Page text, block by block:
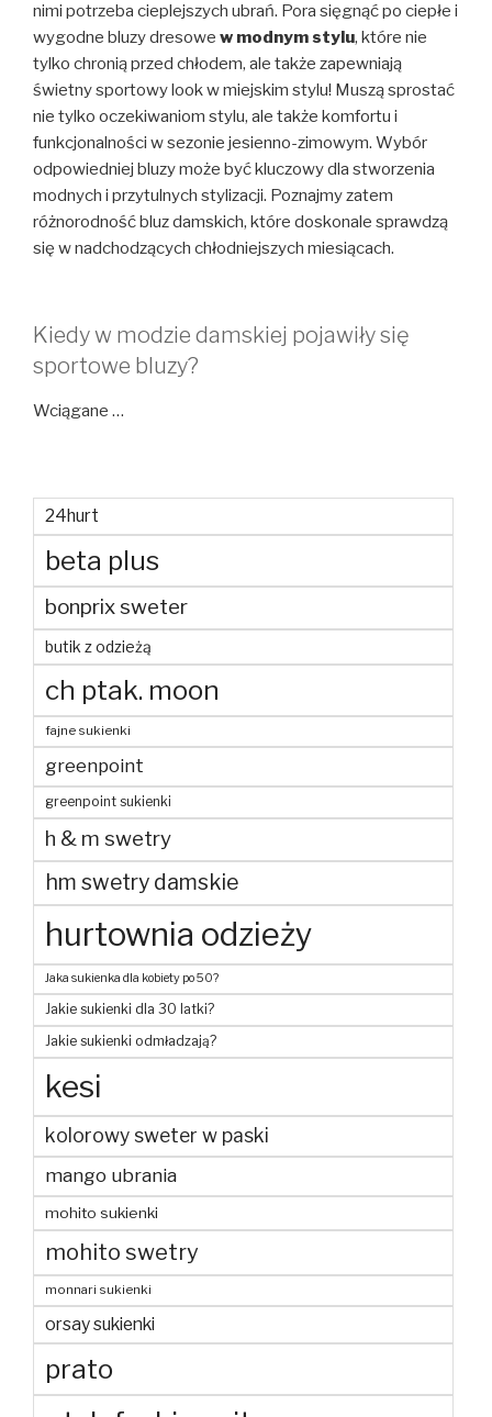
nimi potrzeba cieplejszych ubrań. Pora sięgnąć po ciepłe i
wygodne bluzy dresowe w modnym stylu, które nie
tylko chronią przed chłodem, ale także zapewniają
świetny sportowy look w miejskim stylu! Muszą sprostać
nie tylko oczekiwaniom stylu, ale także komfortu i
funkcjonalności w sezonie jesienno-zimowym. Wybór
odpowiedniej bluzy może być kluczowy dla stworzenia
modnych i przytulnych stylizacji. Poznajmy zatem
różnorodność bluz damskich, które doskonale sprawdzą
się w nadchodzących chłodniejszych miesiącach.
Kiedy w modzie damskiej pojawiły się
sportowe bluzy?
Wciągane …
24hurt
beta plus
bonprix sweter
butik z odzieżą
ch ptak. moon
fajne sukienki
greenpoint
greenpoint sukienki
h & m swetry
hm swetry damskie
hurtownia odzieży
Jaka sukienka dla kobiety po 50?
Jakie sukienki dla 30 latki?
Jakie sukienki odmładzają?
kesi
kolorowy sweter w paski
mango ubrania
mohito sukienki
mohito swetry
monnari sukienki
orsay sukienki
prato